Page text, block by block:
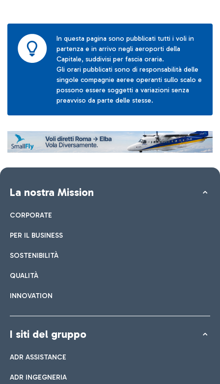
In questa pagina sono pubblicati tutti i voli in
partenza e in arrivo negli aeroporti della
Capitale, suddivisi per fascia oraria.
Gli orari pubblicati sono di responsabilità delle
singole compagnie aeree operanti sullo scalo e
possono essere soggetti a variazioni senza
preavviso da parte delle stesse.
La nostra Mission
CORPORATE
PER IL BUSINESS
SOSTENIBILITÀ
QUALITÀ
INNOVATION
I siti del gruppo
ADR ASSISTANCE
ADR INGEGNERIA